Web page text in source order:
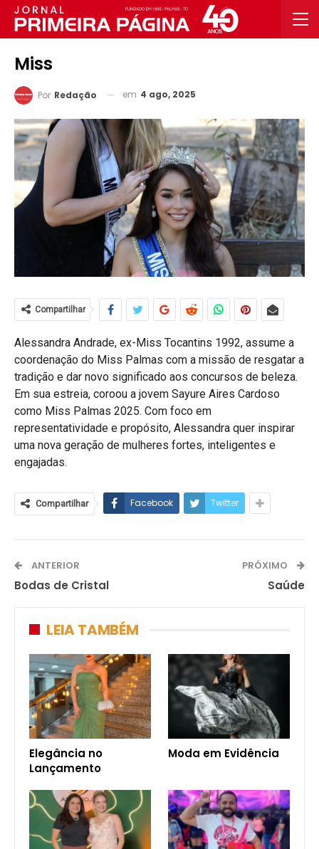
Miss
Por Redação em 4 ago, 2025
Compartilhar
Alessandra Andrade, ex-Miss Tocantins 1992, assume a
coordenação do Miss Palmas com a missão de resgatar a
tradição e dar novo significado aos concursos de beleza.
Em sua estreia, coroou a jovem Sayure Aires Cardoso
como Miss Palmas 2025. Com foco em
representatividade e propósito, Alessandra quer inspirar
uma nova geração de mulheres fortes, inteligentes e
engajadas.
Compartilhar Facebook Twitter
ANTERIOR
Bodas de Cristal
PRÓXIMO
Saúde
LEIA TAMBÉM
Elegância no
Lançamento
Moda em Evidência